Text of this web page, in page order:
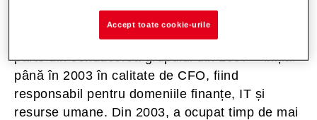
Peter Gerner lucrează la Hoval din 1996 și face
parte din conducerea grupului din 1997 – inițial
până în 2003 în calitate de CFO, fiind
responsabil pentru domeniile finanțe, IT și
resurse umane. Din 2003, a ocupat timp de mai
Accept toate cookie-urile